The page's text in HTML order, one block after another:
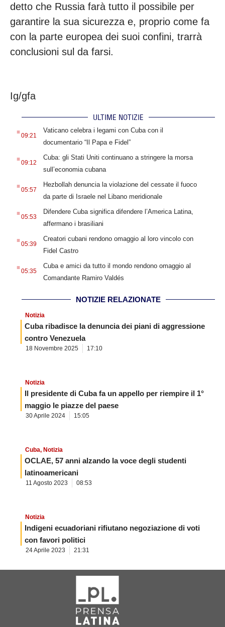
detto che Russia farà tutto il possibile per
garantire la sua sicurezza e, proprio come fa
con la parte europea dei suoi confini, trarrà
conclusioni sul da farsi.
Ig/gfa
ULTIME NOTIZIE
.09:21
Vaticano celebra i legami con Cuba con il
documentario “Il Papa e Fidel”
.09:12
Cuba: gli Stati Uniti continuano a stringere la morsa
sull’economia cubana
.05:57
Hezbollah denuncia la violazione del cessate il fuoco
da parte di Israele nel Libano meridionale
.05:53
Difendere Cuba significa difendere l’America Latina,
affermano i brasiliani
.05:39
Creatori cubani rendono omaggio al loro vincolo con
Fidel Castro
.05:35
Cuba e amici da tutto il mondo rendono omaggio al
Comandante Ramiro Valdés
NOTIZIE RELAZIONATE
Notizia
Cuba ribadisce la denuncia dei piani di aggressione
contro Venezuela
18 Novembre 2025 17:10
Notizia
Il presidente di Cuba fa un appello per riempire il 1°
maggio le piazze del paese
30 Aprile 2024 15:05
Cuba, Notizia
OCLAE, 57 anni alzando la voce degli studenti
latinoamericani
11 Agosto 2023 08:53
Notizia
Indigeni ecuadoriani rifiutano negoziazione di voti
con favori politici
24 Aprile 2023 21:31